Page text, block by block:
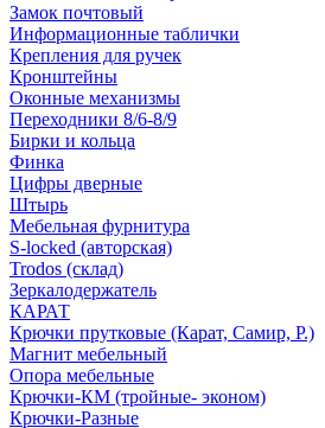
Замок почтовый
Информационные таблички
Крепления для ручек
Кронштейны
Оконные механизмы
Переходники 8/6-8/9
Бирки и кольца
Финка
Цифры дверные
Штырь
Мебельная фурнитура
S-locked (авторская)
Trodos (склад)
Зеркалодержатель
КАРАТ
Крючки прутковые (Карат, Самир, Р.)
Магнит мебельный
Опора мебельные
Крючки-КМ (тройные- эконом)
Крючки-Разные